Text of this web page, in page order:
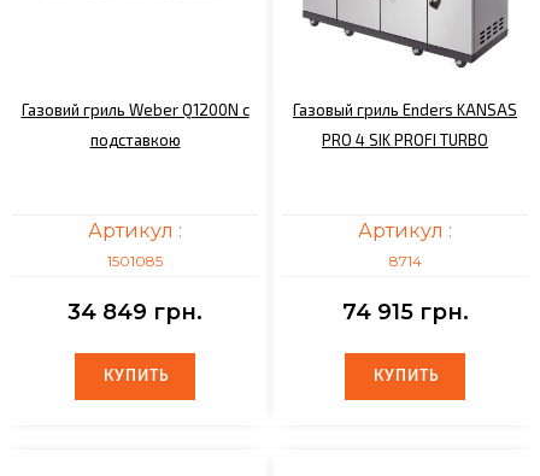
Газовий гриль Weber Q1200N с
подставкою
Артикул :
1501085
34 849 грн.
КУПИТЬ
КУПИТЬ
Газовый гриль Enders KANSAS
PRO 4 SIK PROFI TURBO
Артикул :
8714
74 915 грн.
КУПИТЬ
КУПИТЬ